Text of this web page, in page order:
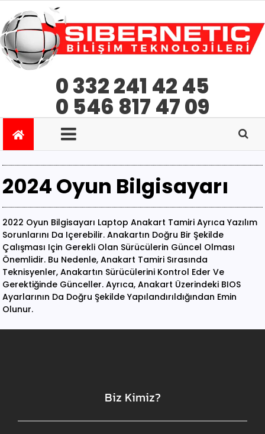
0 332 241 42 45
0 546 817 47 09
2024 Oyun Bilgisayarı
2022 Oyun Bilgisayarı Laptop Anakart Tamiri Ayrıca Yazılım
Sorunlarını Da Içerebilir. Anakartın Doğru Bir Şekilde
Çalışması Için Gerekli Olan Sürücülerin Güncel Olması
Önemlidir. Bu Nedenle, Anakart Tamiri Sırasında
Teknisyenler, Anakartın Sürücülerini Kontrol Eder Ve
Gerektiğinde Günceller. Ayrıca, Anakart Üzerindeki BIOS
Ayarlarının Da Doğru Şekilde Yapılandırıldığından Emin
Olunur.
Biz Kimiz?